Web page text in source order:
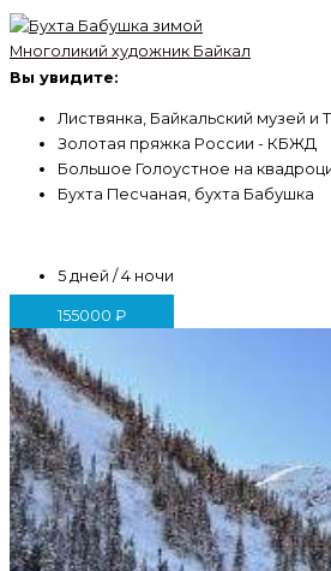
Многоликий художник Байкал
Вы увидите:
Листвянка, Байкальский музей и
Золотая пряжка России - КБЖД
Большое Голоустное на
Бухта Песчаная, бухта Бабушка
5 дней / 4 ночи
155000 ₽